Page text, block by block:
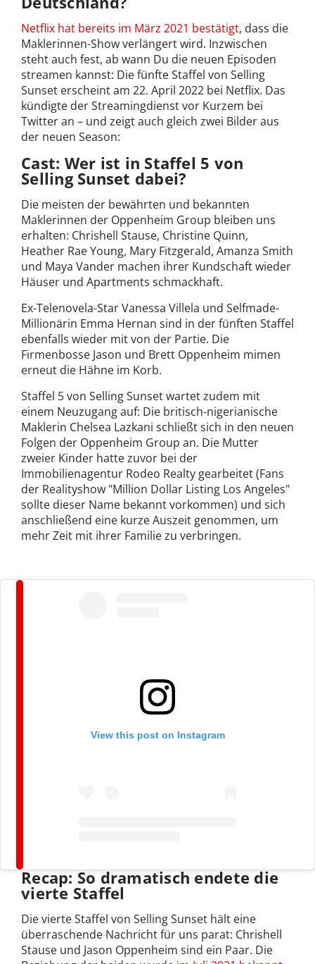
Netflix hat bereits im März 2021 bestätigt, dass die
Maklerinnen-Show verlängert wird. Inzwischen
steht auch fest, ab wann Du die neuen Episoden
streamen kannst: Die fünfte Staffel von Selling
Sunset erscheint am 22. April 2022 bei Netflix. Das
kündigte der Streamingdienst vor Kurzem bei
Twitter an – und zeigt auch gleich zwei Bilder aus
der neuen Season:
Cast: Wer ist in Staffel 5 von
Selling Sunset dabei?
Die meisten der bewährten und bekannten
Maklerinnen der Oppenheim Group bleiben uns
erhalten: Chrishell Stause, Christine Quinn,
Heather Rae Young, Mary Fitzgerald, Amanza Smith
und Maya Vander machen ihrer Kundschaft wieder
Häuser und Apartments schmackhaft.
Ex-Telenovela-Star Vanessa Villela und Selfmade-
Millionärin Emma Hernan sind in der fünften Staffel
ebenfalls wieder mit von der Partie. Die
Firmenbosse Jason und Brett Oppenheim mimen
erneut die Hähne im Korb.
Staffel 5 von Selling Sunset wartet zudem mit
einem Neuzugang auf: Die britisch-nigerianische
Maklerin Chelsea Lazkani schließt sich in den neuen
Folgen der Oppenheim Group an. Die Mutter
zweier Kinder hatte zuvor bei der
Immobilienagentur Rodeo Realty gearbeitet (Fans
der Realityshow "Million Dollar Listing Los Angeles"
sollte dieser Name bekannt vorkommen) und sich
anschließend eine kurze Auszeit genommen, um
mehr Zeit mit ihrer Familie zu verbringen.
View this post on Instagram
Recap: So dramatisch endete die
vierte Staffel
Die vierte Staffel von Selling Sunset hält eine
überraschende Nachricht für uns parat: Chrishell
Stause und Jason Oppenheim sind ein Paar. Die